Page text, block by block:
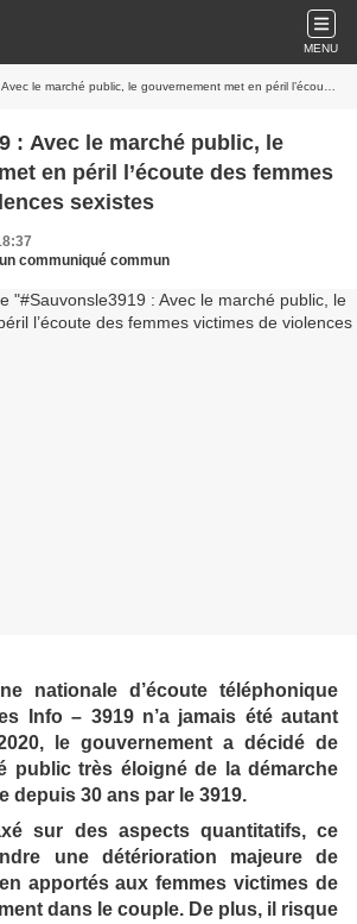
MENU
public, le gouvernement met en péril l’écoute des femmes victimes de violences sexistes
: Avec le marché public, le
en péril l’écoute des femmes
sexistes
communiqué commun
nationale d’écoute téléphonique
Info – 3919 n’a jamais été autant
le gouvernement a décidé de
public très éloigné de la démarche
depuis 30 ans par le 3919.
sur des aspects quantitatifs, ce
une détérioration majeure de
apportés aux femmes victimes de
dans le couple. De plus, il risque